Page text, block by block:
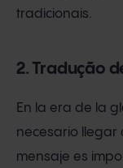
tradicionais.
2. Tradução
En la era de la
necesario llegar
mensaje es